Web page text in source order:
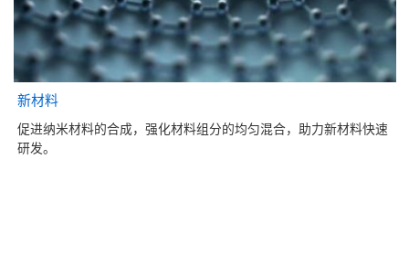
新材料
促进纳米材料的合成，强化材料组分的均匀混合，助力新材料快速
研发。